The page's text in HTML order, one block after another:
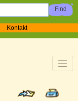
Kontakt